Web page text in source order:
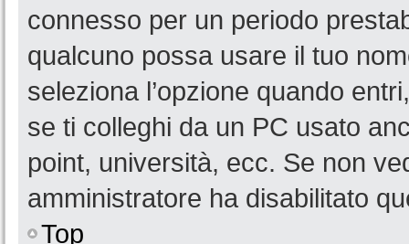
connesso per un periodo
qualcuno possa usare il tuo
seleziona l’opzione quando
se ti colleghi da un PC usato
point, università, ecc. Se non
amministratore ha disabilitato
Top